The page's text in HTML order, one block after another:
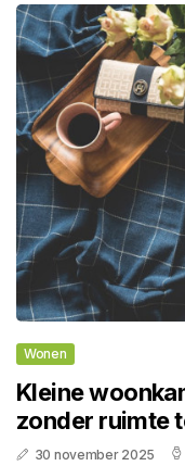
Wonen
Kleine
zonder ruimte
30 november 2025